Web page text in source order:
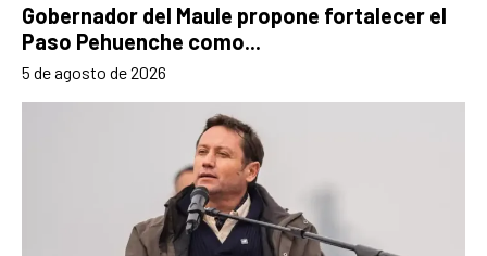
Gobernador del Maule propone fortalecer el
Paso Pehuenche como...
5 de agosto de 2026